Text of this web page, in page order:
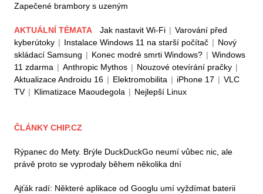
Zapečené brambory s uzeným
AKTUÁLNÍ TÉMATA Jak nastavit Wi-Fi | Varování před
kyberútoky | Instalace Windows 11 na starší počítač | Nový
skládací Samsung | Konec modré smrti Windows? | Windows
11 zdarma | Anthropic Mythos | Nouzové otevírání pračky |
Aktualizace Androidu 16 | Elektromobilita | iPhone 17 | VLC
TV | Klimatizace Maoudegola | Nejlepší Linux
ČLÁNKY CHIP.CZ
Rýpanec do Mety. Brýle DuckDuckGo neumí vůbec nic, ale
právě proto se vyprodaly během několika dní
Ajťák radí: Některé aplikace od Googlu umí vyždímat baterii